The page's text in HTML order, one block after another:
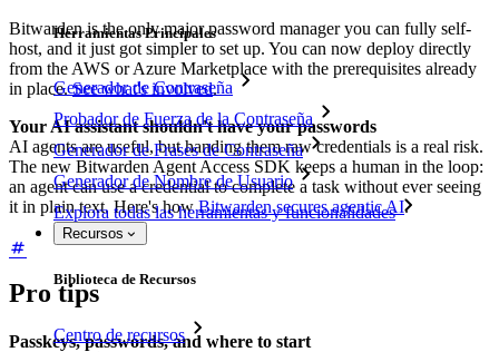
Herramientas Principales
Generador de Contraseña
Probador de Fuerza de la Contraseña
Generador de Frases de Contraseña
Generador de Nombre de Usuario
Explora todas las herramientas y funcionalidades
Recursos
Biblioteca de Recursos
Centro de recursos
Bitwarden is the only major password manager you can fully self-
host, and it just got simpler to set up. You can now deploy directly
from the AWS or Azure Marketplace with the prerequisites already
in place.See what's involved.
Your AI assistant shouldn't have your passwords
AI agents are useful, but handing them raw credentials is a real risk.
The new Bitwarden Agent Access SDK keeps a human in the loop:
an agent can use a credential to complete a task without ever seeing
it in plain text. Here's howBitwarden secures agentic AI.
Pro tips
Passkeys, passwords, and where to start